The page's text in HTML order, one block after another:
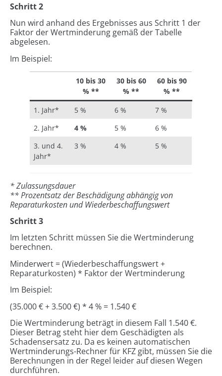
Schritt 2
Nun wird anhand des Ergebnisses aus Schritt 1 der
Faktor der Wertminderung gemäß der Tabelle
abgelesen.
Im Beispiel:
10 bis 30
% **
30 bis 60
% **
60 bis 90
% **
1. Jahr*
5 % 6 %
7 %
2. Jahr*
4 % 5 %
6 %
3. und 4.
Jahr*
3 % 4 % 5 %
* Zulassungsdauer
**Prozentsatz der Beschädigung abhängig von
Reparaturkosten und Wiederbeschaffungswert
Schritt 3
Im letzten Schritt müssen Sie die Wertminderung
berechnen.
Minderwert = (Wiederbeschaffungswert +
Reparaturkosten) * Faktor der Wertminderung
Im Beispiel:
(35.000 € + 3.500 €) * 4 % = 1.540 €
Die Wertminderung beträgt in diesem Fall 1.540 €.
Dieser Betrag steht hier dem Geschädigten als
Schadensersatz zu. Da es keinen automatischen
Wertminderungs-Rechner für KFZ gibt, müssen Sie die
Berechnungen in der Regel leider auf diesen Wegen
durchführen.